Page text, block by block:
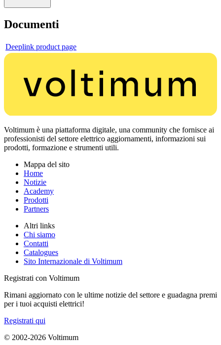
Documenti
Deeplink product page
Voltimum è una piattaforma digitale, una community che fornisce ai
professionisti del settore elettrico aggiornamenti, informazioni sui
prodotti, formazione e strumenti utili.
Mappa del sito
Home
Notizie
Academy
Prodotti
Partners
Altri links
Chi siamo
Contatti
Catalogues
Sito Internazionale di Voltimum
Registrati con Voltimum
Rimani aggiornato con le ultime notizie del settore e guadagna premi
per i tuoi acquisti elettrici!
Registrati qui
© 2002-2026 Voltimum